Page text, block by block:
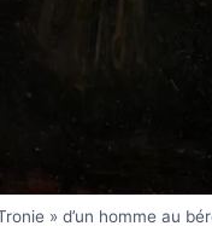
» d’un homme au